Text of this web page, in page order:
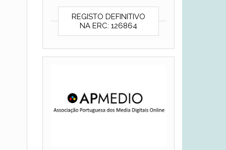
REGISTO DEFINITIVO
NA ERC: 126864